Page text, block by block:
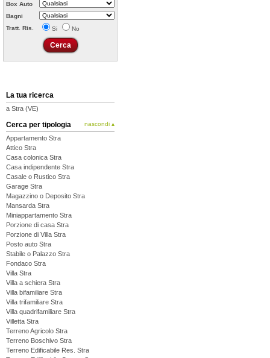
Box Auto
Bagni
Tratt. Ris.
Si No
La tua ricerca
a Stra (VE)
Cerca per tipologia nascondi ▴
Appartamento Stra
Attico Stra
Casa colonica Stra
Casa indipendente Stra
Casale o Rustico Stra
Garage Stra
Magazzino o Deposito Stra
Mansarda Stra
Miniappartamento Stra
Porzione di casa Stra
Porzione di Villa Stra
Posto auto Stra
Stabile o Palazzo Stra
Fondaco Stra
Villa Stra
Villa a schiera Stra
Villa bifamiliare Stra
Villa trifamiliare Stra
Villa quadrifamiliare Stra
Villetta Stra
Terreno Agricolo Stra
Terreno Boschivo Stra
Terreno Edificabile Res. Stra